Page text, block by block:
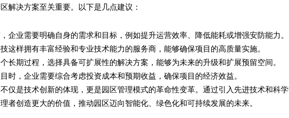
解决方案至关重要。以下是几点建议：
企业需要明确自身的需求和目标，例如提升运营效率、降低能耗或增强安防能力。
技这样拥有丰富经验和专业技术能力的服务商，能够确保项目的高质量实施。
长期过程，选择具备可扩展性的解决方案，能够为未来的升级和扩展预留空间。
时，企业需要综合考虑投资成本和预期收益，确保项目的经济效益。
不仅是技术创新的体现，更是园区管理模式的革命性变革。通过引入先进技术和科
者创造更大的价值，推动园区迈向智能化、绿色化和可持续发展的未来。